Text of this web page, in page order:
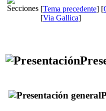
[Tema precedente] [
[Via Gallica]